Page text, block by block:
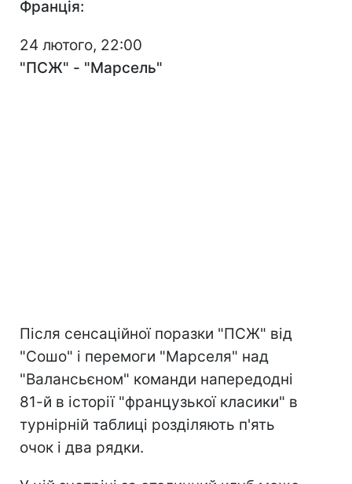
Франція:
24 лютого, 22:00
"ПСЖ" - "Марсель"
Після сенсаційної поразки "ПСЖ" від
"Сошо" і перемоги "Марселя" над
"Валансьєном" команди напередодні
81-й в історії "французької класики" в
турнірній таблиці розділяють п'ять
очок і два рядки.